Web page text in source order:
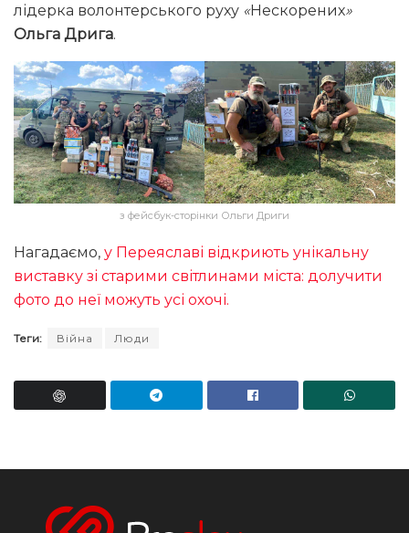
лідерка волонтерського руху «Нескорених»
Ольга Дрига.
з фейсбук-сторінки Ольги Дриги
Нагадаємо, у Переяславі відкриють унікальну
виставку зі старими світлинами міста: долучити
фото до неї можуть усі охочі.
Теги: Війна Люди